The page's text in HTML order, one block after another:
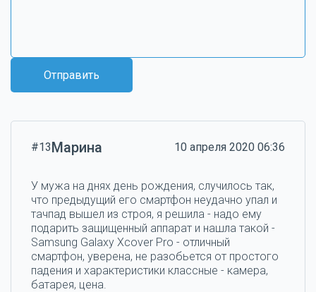
Отправить
#13Марина 10 апреля 2020 06:36
У мужа на днях день рождения, случилось так,
что предыдущий его смартфон неудачно упал и
тачпад вышел из строя, я решила - надо ему
подарить защищенный аппарат и нашла такой -
Samsung Galaxy Xcover Pro - отличный
смартфон, уверена, не разобьется от простого
падения и характеристики классные - камера,
батарея, цена.